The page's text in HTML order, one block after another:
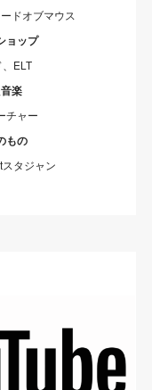
ドオブマウス
ョップ
ELT
楽
チャー
もの
タジャン